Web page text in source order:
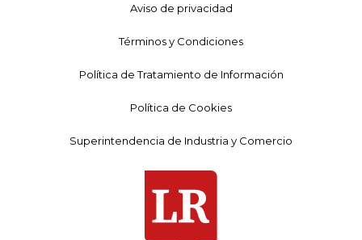
Aviso de privacidad
Términos y Condiciones
Política de Tratamiento de Información
Política de Cookies
Superintendencia de Industria y Comercio